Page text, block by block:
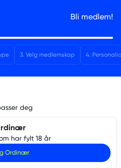
Bli medlem!
3. Velg medlemskap 4.
deg
har fylt 18 år
Ordinær